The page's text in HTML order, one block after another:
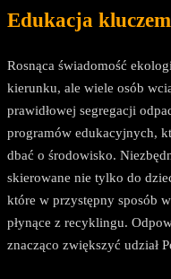
Edukacja
Rosnąca świadomość
kierunku, ale wiele osób
prawidłowej segregacji
programów edukacyjnych,
dbać o środowisko.
skierowane nie tylko do
które w przystępny sposób
płynące z recyklingu.
znacząco zwiększyć udział